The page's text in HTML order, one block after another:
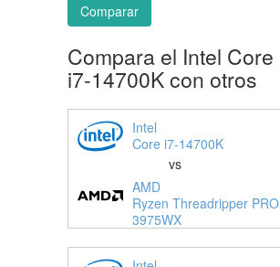
Comparar
Compara el Intel Core
i7-14700K con otros
Intel
Core i7-14700K
vs
AMD
Ryzen Threadripper PRO
3975WX